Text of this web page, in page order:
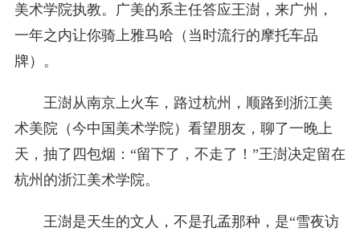
美术学院执教。广美的系主任答应王澍，来广州，
一年之内让你骑上雅马哈（当时流行的摩托车品
牌）。
王澍从南京上火车，路过杭州，顺路到浙江美
术美院（今中国美术学院）看望朋友，聊了一晚上
天，抽了四包烟：“留下了，不走了！”王澍决定留在
杭州的浙江美术学院。
王澍是天生的文人，不是孔孟那种，是“雪夜访